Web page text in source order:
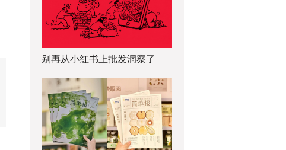
别再从小红书上批发洞察了